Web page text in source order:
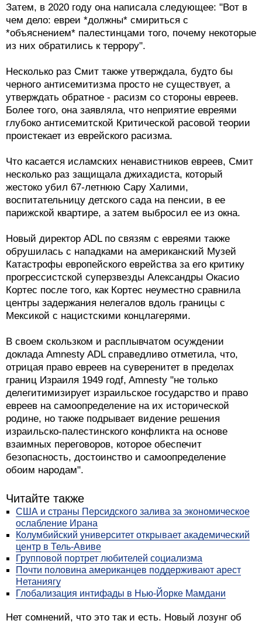
Затем, в 2020 году она написала следующее: "Вот в
чем дело: евреи *должны* смириться с
*объяснением* палестинцами того, почему некоторые
из них обратились к террору".
Несколько раз Смит также утверждала, будто бы
черного антисемитизма просто не существует, а
утверждать обратное - расизм со стороны евреев.
Более того, она заявляла, что неприятие евреями
глубоко антисемитской Критической расовой теории
проистекает из еврейского расизма.
Что касается исламских ненавистников евреев, Смит
несколько раз защищала джихадиста, который
жестоко убил 67-летнюю Сару Халими,
воспитательницу детского сада на пенсии, в ее
парижской квартире, а затем выбросил ее из окна.
Новый директор ADL по связям с евреями также
обрушилась с нападками на американский Музей
Катастрофы европейского еврейства за его критику
прогрессистской суперзвезды Александры Окасио
Кортес после того, как Кортес неуместно сравнила
центры задержания нелегалов вдоль границы с
Мексикой с нацистскими концлагерями.
В своем скользком и расплывчатом осуждении
доклада Amnesty ADL справедливо отметила, что,
отрицая право евреев на суверенитет в пределах
границ Израиля 1949 годf, Amnesty "не только
делегитимизирует израильское государство и право
евреев на самоопределение на их исторической
родине, но также подрывает видение решения
израильско-палестинского конфликта на основе
взаимных переговоров, которое обеспечит
безопасность, достоинство и самоопределение
обоим народам".
Читайте также
США и страны Персидского залива за экономическое
ослабление Ирана
Колумбийский университет открывает академический
центр в Тель-Авиве
Групповой портрет любителей социализма
Почти половина американцев поддерживают арест
Нетаниягу
Глобализация интифады в Нью‑Йорке Мамдани
Нет сомнений, что это так и есть. Новый лозунг об